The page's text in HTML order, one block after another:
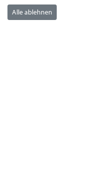
Alle ablehnen